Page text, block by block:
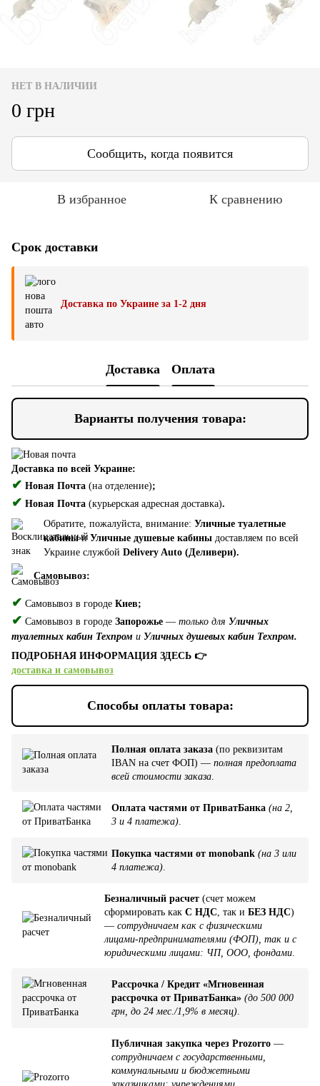
НЕТ В НАЛИЧИИ
0 грн
Сообщить, когда появится
В избранное К сравнению
Срок доставки
Доставка по Украине за 1-2 дня
Доставка Оплата
Варианты получения товара:
Доставка по всей Украине:
✔ Новая Почта (на отделение);
✔ Новая Почта (курьерская адресная доставка).
Обратите, пожалуйста, внимание: Уличные туалетные
кабиныи Уличные душевые кабины доставляем по всей
Украине службой Delivery Auto (Деливери).
Самовывоз:
✔ Самовывоз в городе Киев;
✔ Самовывоз в городе Запорожье — только для Уличных
туалетных кабин Техпром и Уличных душевых кабин Техпром.
ПОДРОБНАЯ ИНФОРМАЦИЯ ЗДЕСЬ 👉
доставка и самовывоз
Способы оплаты товара:
Полная оплата заказа (по реквизитам
IBAN на счет ФОП) — полная предоплата
всей стоимости заказа
Оплата частями от ПриватБанка (на 2,
3 и 4 платежа)
Покупка частями от monobank (на 3 или
4 платежа)
Безналичный расчет (счет можем
сформировать как С НДС , так и БЕЗ НДС)
— сотрудничаем как с физическими
лицами-предпринимателями (ФОП), так и с
юридическими лицами: ЧП, ООО, фондами
Рассрочка / Кредит «Мгновенная
рассрочка от ПриватБанка» (до 500 000
грн, до 24 мес./1,9% в месяц).
Публичная закупка через Prozorro —
сотрудничаем с государственными,
коммунальными и бюджетными